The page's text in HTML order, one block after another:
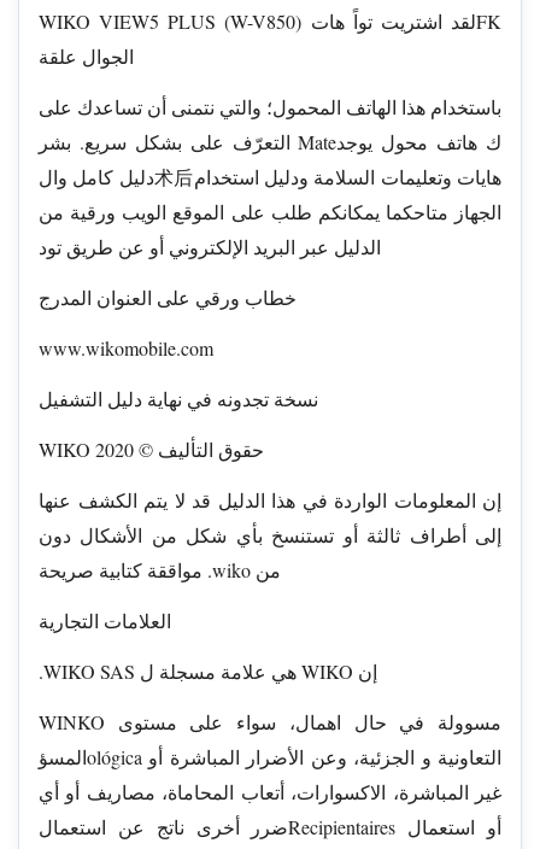
WIKO VIEW5 PLUS (W-V850) لقد اشتریت تواً هاتFK
الجوال علقة
باستخدام هذا الهاتف المحمول؛ والتي نتمنى أن تساعدك على
التعرّف على بشكل سريع. بشر Mateك هاتف محول يوجد
دليل كامل وال术后هايات وتعليمات السلامة ودليل استخدام
الجهاز متاحكما يمكانكم طلب على الموقع الويب ورقية من
الدليل عبر البريد الإلكتروني أو عن طريق تود
خطاب ورقي على العنوان المدرج
www.wikomobile.com
نسخة تجدونه في نهاية دليل التشفيل
WIKO 2020 © حقوق التأليف
إن المعلومات الواردة في هذا الدليل قد لا يتم الكشف عنها
إلى أطراف ثالثة أو تستنسخ بأي شكل من الأشكال دون
مواققة كتابية صريحة .wiko من
العلامات التجارية
.WIKO SAS هي علامة مسجلة ل WIKO إن
WINKO مسوولة في حال اهمال، سواء على مستوى
المسؤológica التعاونية و الجزئية، وعن الأضرار المباشرة أو
غير المباشرة، الاكسوارات، أتعاب المحاماة، مصاريف أو أي
ضرر أخرى ناتج عن استعمالRecipientaires أو استعمال